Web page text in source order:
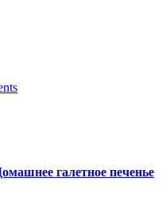
галетное печенье